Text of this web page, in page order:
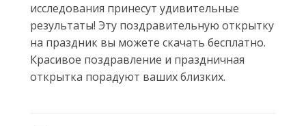
исследования принесут удивительные
результаты! Эту поздравительную открытку
на праздник вы можете скачать бесплатно.
Красивое поздравление и праздничная
открытка порадуют ваших близких.